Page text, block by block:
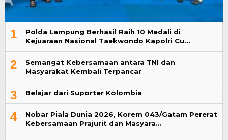
1
Polda Lampung Berhasil Raih 10 Medali di
Kejuaraan Nasional Taekwondo Kapolri Cu…
2
Semangat Kebersamaan antara TNI dan
Masyarakat Kembali Terpancar
3 Belajar dari Suporter Kolombia
4
Nobar Piala Dunia 2026, Korem 043/Gatam Pererat
Kebersamaan Prajurit dan Masyara…